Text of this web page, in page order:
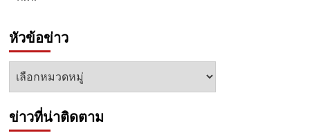
หัวข้อข่าว
หัวข้อ
ข่าวที่น่าติดตาม